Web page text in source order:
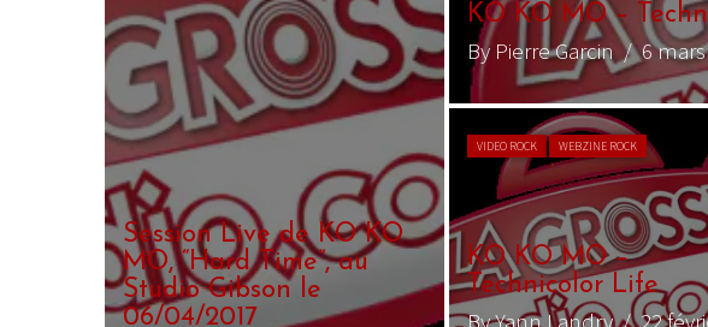
Session Live de KO KO
MO, “Hard Time”, au
Studio Gibson le
06/04/2017
KO KO MO –
By Pierre Garcin/ 6 mars
VIDEO ROCK WEBZINE ROCK
KO KO MO –
Technicolor Life
By Yann Landry/ 22